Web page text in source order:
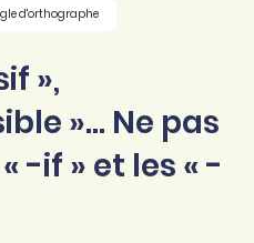
d'orthographe
»,
»… Ne pas
-if » et les « -